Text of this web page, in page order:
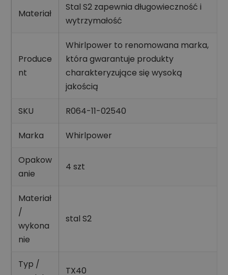
Materiał
Stal S2 zapewnia długowieczność i
wytrzymałość
Produce
nt
Whirlpower to renomowana marka,
która gwarantuje produkty
charakteryzujące się wysoką
jakością
SKU R064-11-02540
Marka Whirlpower
Opakow
anie
4 szt
Materiał
/
wykona
nie
stal S2
Typ /
TX40